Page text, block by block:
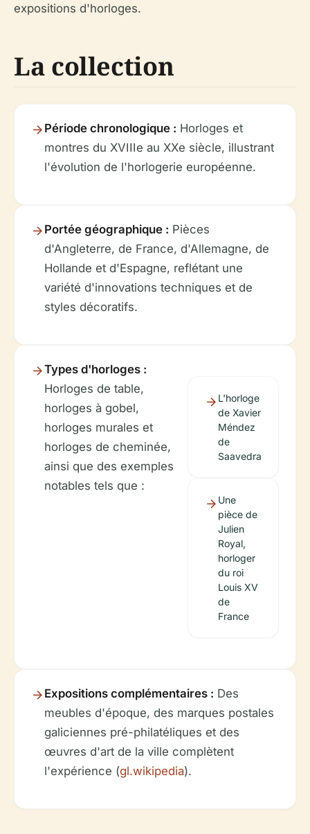
expositions d'horloges.
La collection
Période chronologique : Horloges et
montres du XVIIIe au XXe siècle, illustrant
l'évolution de l'horlogerie européenne.
Portée géographique : Pièces
d'Angleterre, de France, d'Allemagne, de
Hollande et d'Espagne, reflétant une
variété d'innovations techniques et de
styles décoratifs.
Types d'horloges :
Horloges de table,
horloges à gobel,
horloges murales et
horloges de cheminée,
ainsi que des exemples
notables tels que :
L'horloge
de Xavier
Méndez
de
Saavedra
Une
pièce de
Julien
Royal,
horloger
du roi
Louis XV
de
France
Expositions complémentaires : Des
meubles d'époque, des marques postales
galiciennes pré-philatéliques et des
œuvres d'art de la ville complètent
l'expérience (gl.wikipedia).